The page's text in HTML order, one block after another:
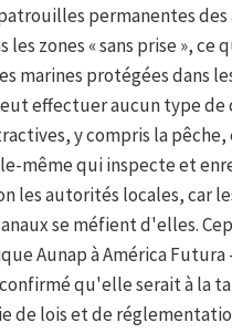
permanentes
les zones « sans prise », ce
marines protégées dans
effectuer aucun type de
y compris la pêche,
même qui inspecte et
les autorités locales, car
se méfient d'elles.
Aunap à América Futura
qu'elle serait à la
de lois et de